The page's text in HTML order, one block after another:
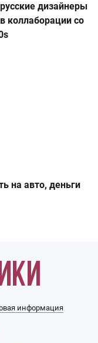
дизайнеры
коллаборации со
на авто, деньги
информация